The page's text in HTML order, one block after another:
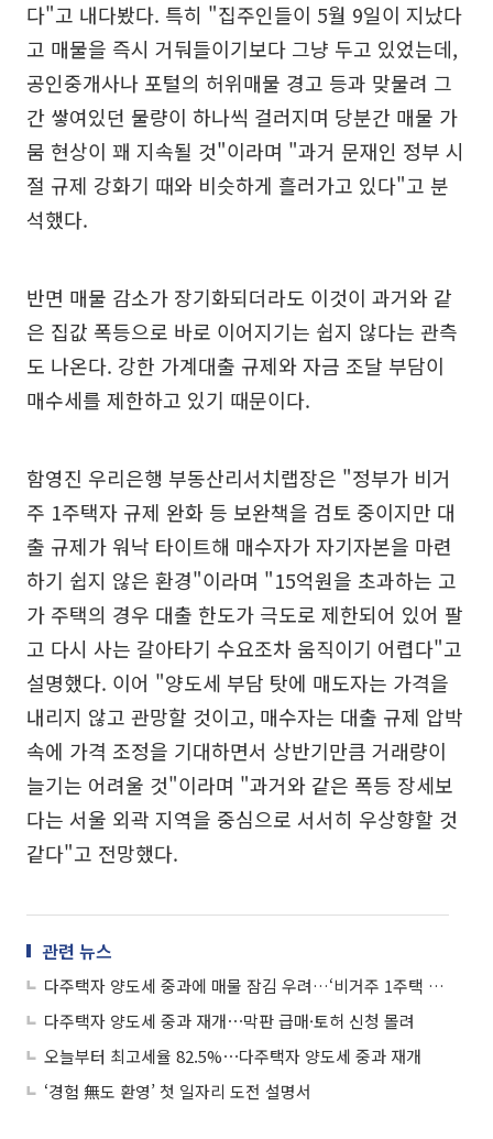
다"고 내다봤다. 특히 "집주인들이 5월 9일이 지났다
고 매물을 즉시 거둬들이기보다 그냥 두고 있었는데,
공인중개사나 포털의 허위매물 경고 등과 맞물려 그
간 쌓여있던 물량이 하나씩 걸러지며 당분간 매물 가
뭄 현상이 꽤 지속될 것"이라며 "과거 문재인 정부 시
절 규제 강화기 때와 비슷하게 흘러가고 있다"고 분
석했다.
반면 매물 감소가 장기화되더라도 이것이 과거와 같
은 집값 폭등으로 바로 이어지기는 쉽지 않다는 관측
도 나온다. 강한 가계대출 규제와 자금 조달 부담이
매수세를 제한하고 있기 때문이다.
함영진 우리은행 부동산리서치랩장은 "정부가 비거
주 1주택자 규제 완화 등 보완책을 검토 중이지만 대
출 규제가 워낙 타이트해 매수자가 자기자본을 마련
하기 쉽지 않은 환경"이라며 "15억원을 초과하는 고
가 주택의 경우 대출 한도가 극도로 제한되어 있어 팔
고 다시 사는 갈아타기 수요조차 움직이기 어렵다"고
설명했다. 이어 "양도세 부담 탓에 매도자는 가격을
내리지 않고 관망할 것이고, 매수자는 대출 규제 압박
속에 가격 조정을 기대하면서 상반기만큼 거래량이
늘기는 어려울 것"이라며 "과거와 같은 폭등 장세보
다는 서울 외곽 지역을 중심으로 서서히 우상향할 것
같다"고 전망했다.
관련 뉴스
다주택자 양도세 중과에 매물 잠김 우려…‘비거주 1주택 예외 카드’ 먹힐까
다주택자 양도세 중과 재개⋯막판 급매·토허 신청 몰려
오늘부터 최고세율 82.5%⋯다주택자 양도세 중과 재개
‘경험 無도 환영’ 첫 일자리 도전 설명서